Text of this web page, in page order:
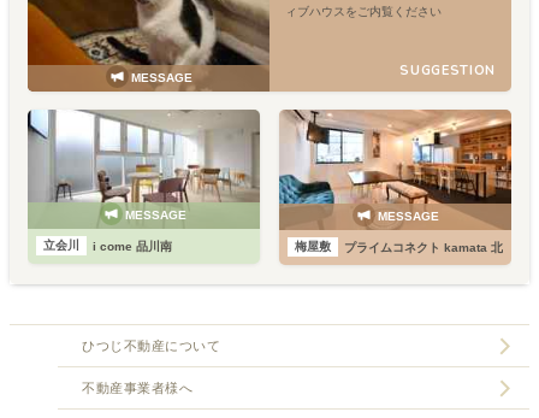
MESSAGE
ィブハウスをご内覧ください
SUGGESTION
MESSAGE
立会川 i come 品川南
MESSAGE
梅屋敷 プライムコネクト kamata 北
ひつじ不動産について
不動産事業者様へ